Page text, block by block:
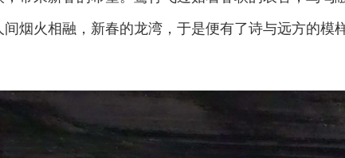
烟火相融，新春的龙湾，于是便有了诗与远方的模